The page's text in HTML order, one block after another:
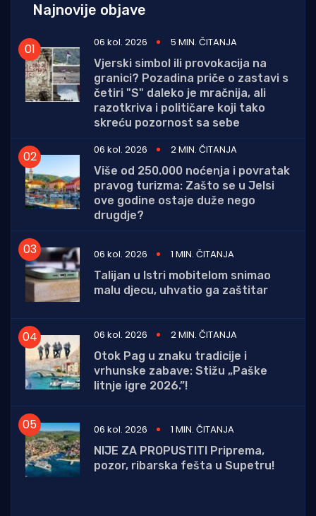
Najnovije objave
06 kol. 2026
5 MIN. ČITANJA
Vjerski simbol ili provokacija na
granici? Pozadina priče o zastavi s
četiri "S" daleko je mračnija, ali
razotkriva i političare koji tako
skreću pozornost sa sebe
06 kol. 2026
2 MIN. ČITANJA
Više od 250.000 noćenja i povratak
pravog turizma: Zašto se u Jelsi
ove godine ostaje duže nego
drugdje?
06 kol. 2026
1 MIN. ČITANJA
Talijan u Istri mobitelom snimao
malu djecu, uhvatio ga zaštitar
06 kol. 2026
2 MIN. ČITANJA
Otok Pag u znaku tradicije i
vrhunske zabave: Stižu „Paške
litnje igre 2026.”!
06 kol. 2026
1 MIN. ČITANJA
NIJE ZA PROPUSTITI Priprema,
pozor, ribarska fešta u Supetru!